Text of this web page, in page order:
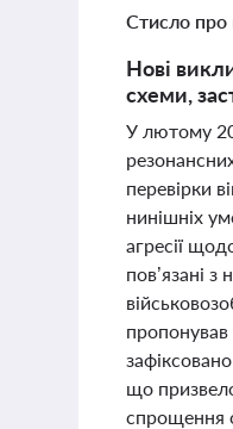
Стисло про
Нові
схеми,
У лютому
перевірки
нинішніх
агресії
пов’язані
пропонував
що
спрощення